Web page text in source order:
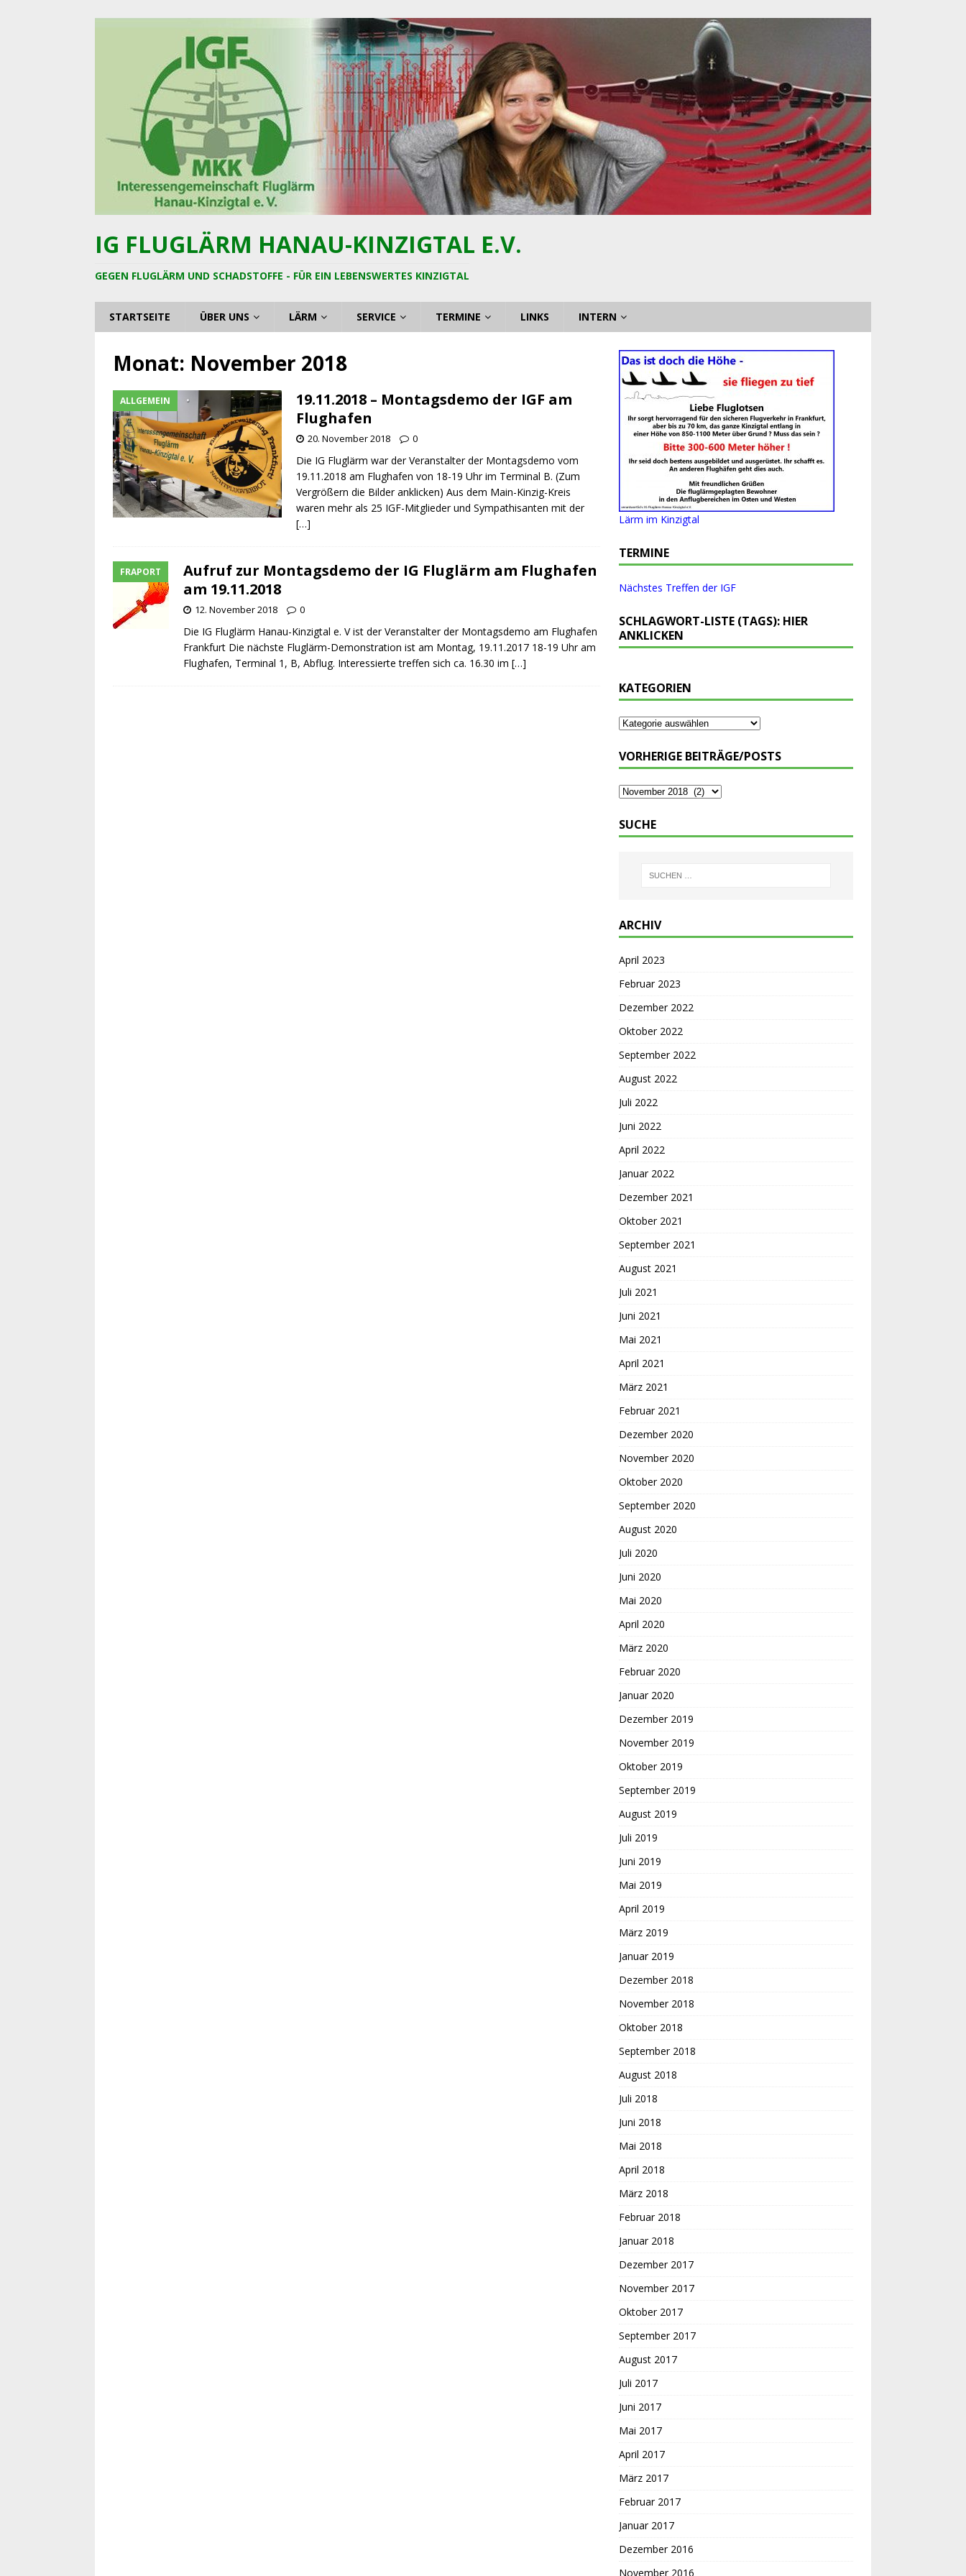
IG FLUGLÄRM HANAU-KINZIGTAL E.V.
GEGEN FLUGLÄRM UND SCHADSTOFFE - FÜR EIN LEBENSWERTES KINZIGTAL
STARTSEITE ÜBER UNS LÄRM SERVICE TERMINE LINKS INTERN
Monat: November 2018
ALLGEMEIN
19.11.2018 – Montagsdemo der IGF am
Flughafen
20. November 2018 0
Die IG Fluglärm war der Veranstalter der Montagsdemo vom
19.11.2018 am Flughafen von 18-19 Uhr im Terminal B. (Zum
Vergrößern die Bilder anklicken) Aus dem Main-Kinzig-Kreis
waren mehr als 25 IGF-Mitglieder und Sympathisanten mit der
[…]
FRAPORT
Aufruf zur Montagsdemo der IG Fluglärm am Flughafen
am 19.11.2018
12. November 2018 0
Die IG Fluglärm Hanau-Kinzigtal e. V ist der Veranstalter der Montagsdemo am Flughafen
Frankfurt Die nächste Fluglärm-Demonstration ist am Montag, 19.11.2017 18-19 Uhr am
Flughafen, Terminal 1, B, Abflug. Interessierte treffen sich ca. 16.30 im […]
Lärm im Kinzigtal
TERMINE
Nächstes Treffen der IGF
SCHLAGWORT-LISTE (TAGS): HIER
ANKLICKEN
KATEGORIEN
VORHERIGE BEITRÄGE/POSTS
SUCHE
ARCHIV
April 2023
Februar 2023
Dezember 2022
Oktober 2022
September 2022
August 2022
Juli 2022
Juni 2022
April 2022
Januar 2022
Dezember 2021
Oktober 2021
September 2021
August 2021
Juli 2021
Juni 2021
Mai 2021
April 2021
März 2021
Februar 2021
Dezember 2020
November 2020
Oktober 2020
September 2020
August 2020
Juli 2020
Juni 2020
Mai 2020
April 2020
März 2020
Februar 2020
Januar 2020
Dezember 2019
November 2019
Oktober 2019
September 2019
August 2019
Juli 2019
Juni 2019
Mai 2019
April 2019
März 2019
Januar 2019
Dezember 2018
November 2018
Oktober 2018
September 2018
August 2018
Juli 2018
Juni 2018
Mai 2018
April 2018
März 2018
Februar 2018
Januar 2018
Dezember 2017
November 2017
Oktober 2017
September 2017
August 2017
Juli 2017
Juni 2017
Mai 2017
April 2017
März 2017
Februar 2017
Januar 2017
Dezember 2016
November 2016